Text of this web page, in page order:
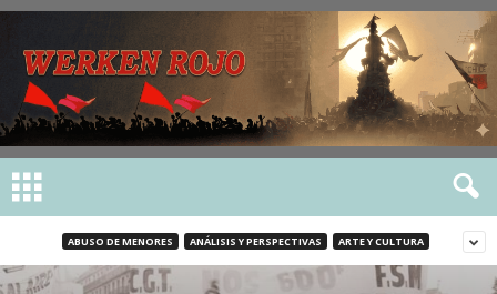
ABUSO DE MENORES ANÁLISIS Y PERSPECTIVAS ARTE Y CULTURA